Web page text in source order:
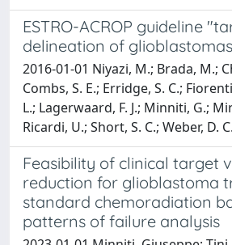
ESTRO-ACROP guideline
delineation of
2016-01-01 Niyazi, M.; Brada, M.;
Combs, S. E.; Erridge, S. C.;
L.; Lagerwaard, F. J.; Minniti, G.;
Ricardi, U.; Short, S. C.; Weber, D.
Feasibility of clinical target
reduction for glioblastoma
standard chemoradiation
patterns of failure analysis